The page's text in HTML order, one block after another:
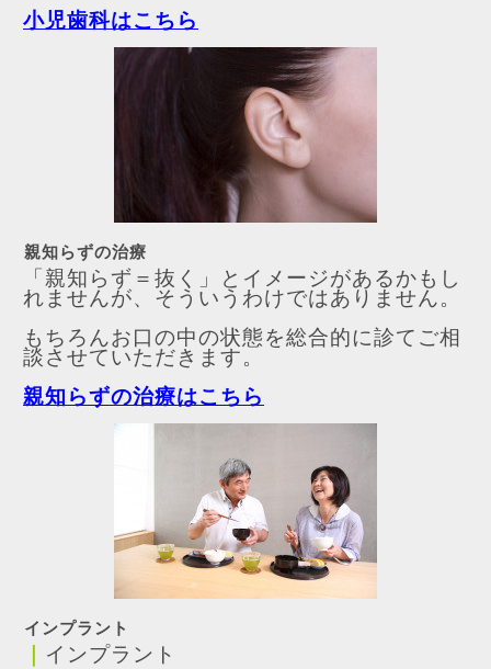
小児歯科はこちら
親知らずの治療
「親知らず＝抜く」とイメージがあるかもし
れませんが、そういうわけではありません。
もちろんお口の中の状態を総合的に診てご相
談させていただきます。
親知らずの治療はこちら
インプラント
インプラント